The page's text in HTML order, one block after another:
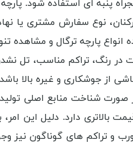
کجراه پنبه ای استفاده
نوع سفارش مشتری یا
انواع پارچه ترگال و
رنگ، تراکم مناسب، تل
از جوشکاری و غیره بالا
صورت شناخت منابع اصلی
بالاتری دارد. دلیل این
و تراکم های گوناگون نیز